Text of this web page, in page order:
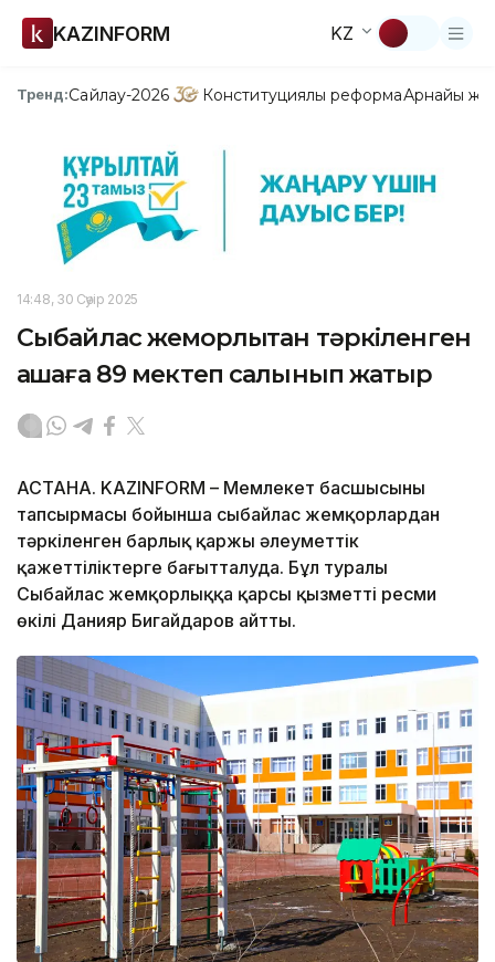
KAZINFORM KZ
Тренд:Сайлау-2026 Конституциялық реформаАрнайы
14:48, 30 Сәуір 2025
Сыбайлас жемқорлықтан тәркіленген
ақшаға 89 мектеп салынып жатыр
АСТАНА. KAZINFORM – Мемлекет басшысының
тапсырмасы бойынша сыбайлас жемқорлардан
тәркіленген барлық қаржы әлеуметтік
қажеттіліктерге бағытталуда. Бұл туралы
Сыбайлас жемқорлыққа қарсы қызметтің ресми
өкілі Данияр Бигайдаров айтты.